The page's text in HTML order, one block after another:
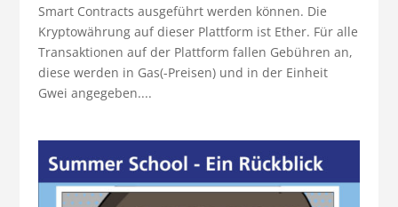
Smart Contracts ausgeführt werden können. Die
Kryptowährung auf dieser Plattform ist Ether. Für alle
Transaktionen auf der Plattform fallen Gebühren an,
diese werden in Gas(-Preisen) und in der Einheit
Gwei angegeben....